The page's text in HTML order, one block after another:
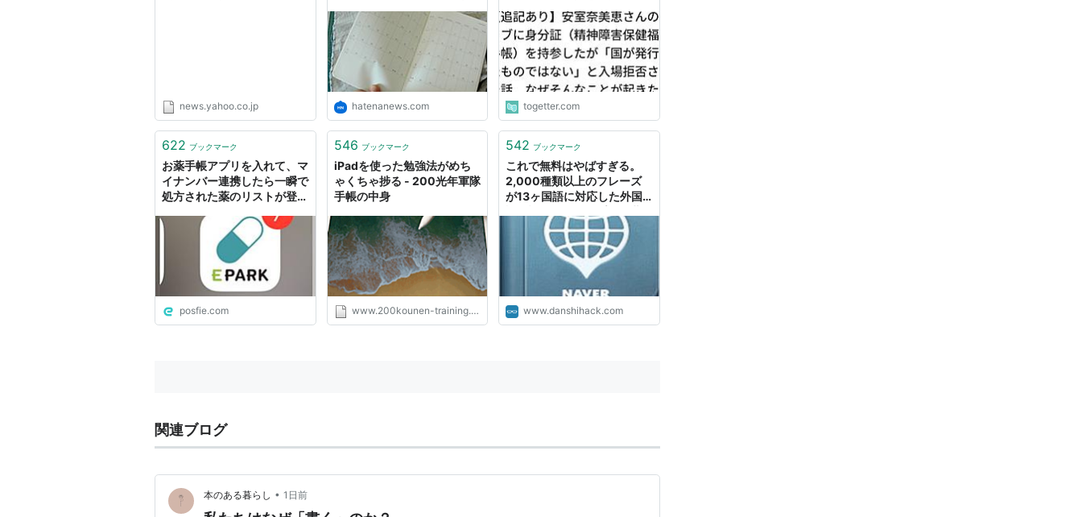
news.yahoo.co.jp hatenanews.com
い」と入場拒否された話 な
ぜそんなことが起きた？
togetter.com
622 ブックマーク
お薬手帳アプリを入れて、マ
イナンバー連携したら一瞬で
処方された薬のリストが登録
ンバーに求めてたのは！
posfie.com
546 ブックマーク
iPadを使った勉強法がめち
ゃくちゃ捗る - 200光年軍隊
手帳の中身
www.200kounen-training.com
542 ブックマーク
これで無料はやばすぎる。
2,000種類以上のフレーズ
が13ヶ国語に対応した外国
会話手帳」｜男子ハック
www.danshihack.com
関連ブログ
本のある暮らし • 1日前